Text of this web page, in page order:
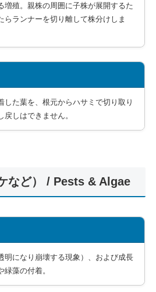
増殖。親株の周囲に子株が展開するた
らランナーを切り離して株分けしま
した葉を、根元からハサミで切り取り
戻しはできません。
など） / Pests & Algae
明になり崩壊する現象）、および成長
藻の付着。